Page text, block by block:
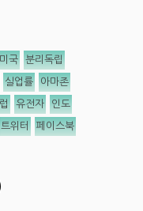
미국 분리독립
실업률 아마존
유전자 인도
트위터 페이스북